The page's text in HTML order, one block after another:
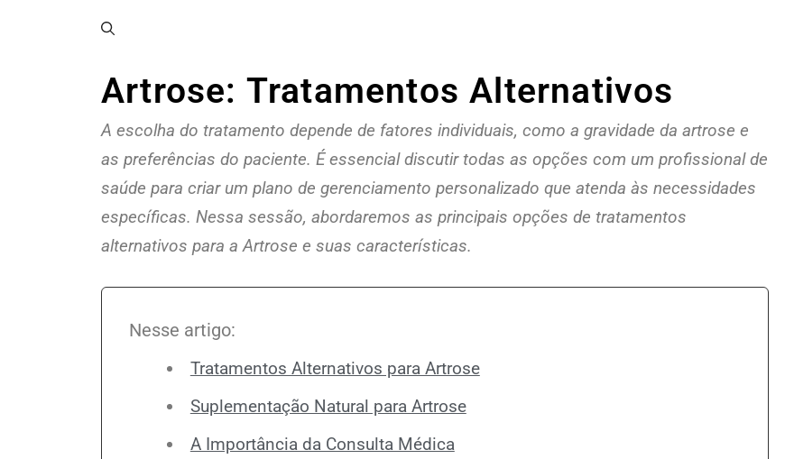
Artrose: Tratamentos Alternativos
A escolha do tratamento depende de fatores individuais, como a gravidade da artrose e
as preferências do paciente. É essencial discutir todas as opções com um profissional de
saúde para criar um plano de gerenciamento personalizado que atenda às necessidades
específicas. Nessa sessão, abordaremos as principais opções de tratamentos
alternativos para a Artrose e suas características.
Nesse artigo:
Tratamentos Alternativos para Artrose
Suplementação Natural para Artrose
A Importância da Consulta Médica